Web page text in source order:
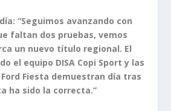
“Seguimos avanzando con
faltan dos pruebas, vemos
un nuevo título regional. El
el equipo DISA Copi Sport y las
Fiesta demuestran día tras
ha sido la correcta.”